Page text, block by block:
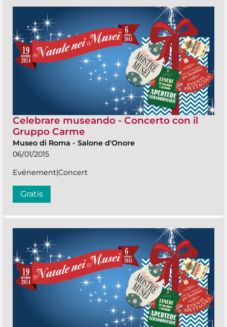
Celebrare museando - Concerto con il
Gruppo Carme
Museo di Roma - Salone d'Onore
06/01/2015
Evénement|Concert
Gratis